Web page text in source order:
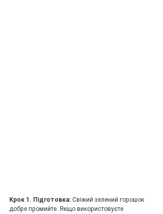
Крок 1. Підготовка: Свіжий зелений горошок
добре промийте. Якщо використовуєте